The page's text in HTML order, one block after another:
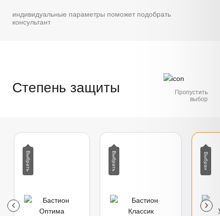
индивидуальные параметры поможет подобрать
консультант
Степень защиты
Пропустить
выбор